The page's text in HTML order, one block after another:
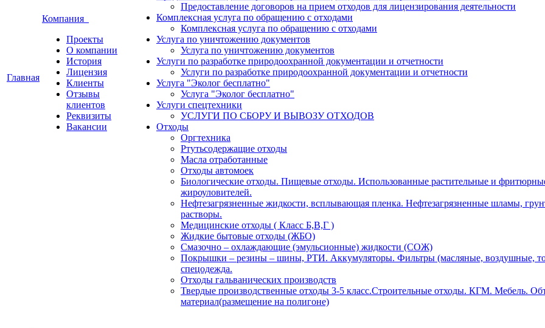
Главная
Компания
Проекты
О компании
История
Лицензия
Клиенты
Отзывы
клиентов
Реквизиты
Вакансии
Предоставление договоров на прием отходов для лицензирования деятельности
Комплексная услуга по обращению с отходами
Комплексная услуга по обращению с отходами
Услуга по уничтожению документов
Услуга по уничтожению документов
Услуги по разработке природоохранной документации и отчетности
Услуги по разработке природоохранной документации и отчетности
Услуга "Эколог бесплатно"
Услуга "Эколог бесплатно"
Услуги спецтехники
УСЛУГИ ПО СБОРУ И ВЫВОЗУ ОТХОДОВ
Отходы
Оргтехника
Ртутьсодержащие отходы
Масла отработанные
Отходы автомоек
Биологические отходы. Пищевые отходы. Использованные растительные и
жироуловителей.
Нефтезагрязненные жидкости, всплывающая пленка. Нефтезагрязненные шламы,
растворы.
Медицинские отходы ( Класс Б,В,Г )
Жидкие бытовые отходы (ЖБО)
Смазочно – охлаждающие (эмульсионные) жидкости (СОЖ)
Покрышки – резины – шины, РТИ. Аккумуляторы. Фильтры (масляные, воздушные,
спецодежда.
Отходы гальванических производств
Твердые производственные отходы 3-5 класс.Строительные отходы. КГМ. Мебель.
материал(размещение на полигоне)